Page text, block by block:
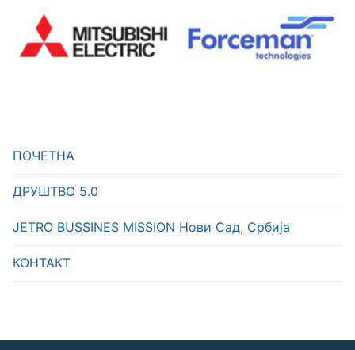
ПОЧЕТНА
ДРУШТВО 5.0
JETRO BUSSINES MISSION Нови Сад, Србија
КОНТАКТ